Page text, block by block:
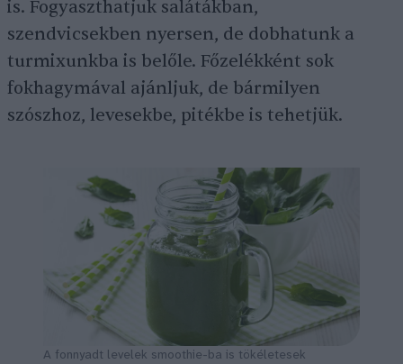
is. Fogyaszthatjuk salátákban,
szendvicsekben nyersen, de dobhatunk a
turmixunkba is belőle. Főzelékként sok
fokhagymával ajánljuk, de bármilyen
szószhoz, levesekbe, pitékbe is tehetjük.
A fonnyadt levelek smoothie-ba is tökéletesek